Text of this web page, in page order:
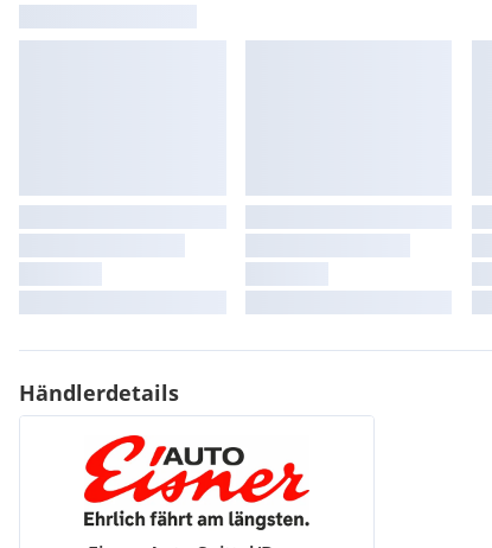
Bordcomputer
Lichtsensor
Lederlenkrad
Mittelarmlehne
Reifendruckkontrolle
Colorverglasung
Sonnenschutzverglasung
Wegfahrsperre
Garantie
Traktionskontrolle
Neufahrzeug
Allrad
Händlerdetails